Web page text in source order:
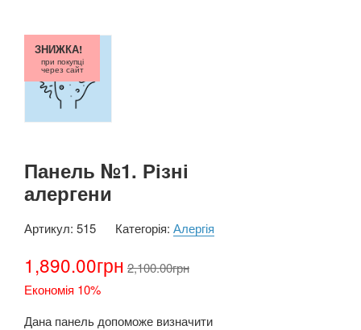
Панель №1. Різні
алергени
Артикул: 515 Категорія: Алергія
1,890.00грн 2,100.00грн
Економія 10%
ЗНИЖКА!
при покупці
через сайт
Дана панель допоможе визначити